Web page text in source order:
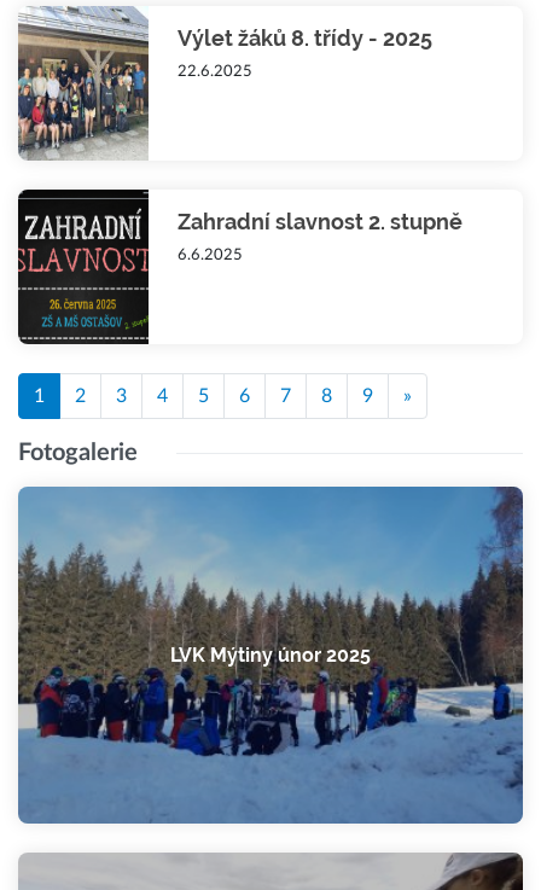
Výlet žáků 8. třídy - 2025
22.6.2025
Zahradní slavnost 2. stupně
6.6.2025
1 2 3 4 5 6 7 8 9 »
Fotogalerie
LVK Mýtiny únor 2025